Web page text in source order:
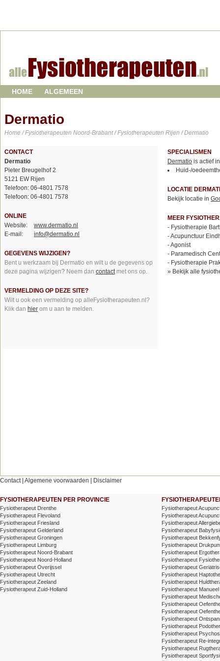
HOME ALGEMEEN
Dermatio
Home /Fysiotherapeuten Noord-Brabant/Fysiotherapeuten Rijen / Dermatio
CONTACT
Dermatio
Pieter Breugelhof 2
5121 EW Rijen
Telefoon: 06-4801 7578
Telefoon: 06-4801 7578
ONLINE
Website:
www.dermatio.nl
E-mail:
info@dermatio.nl
GEGEVENS WIJZIGEN?
Bent u werkzaam bij Dermatio en wilt u de gegevens op
deze pagina wijzigen? Neem dan contactmet ons op.
VERMELDING OP DEZE SITE?
Wilt u ook een vermelding op alleFysiotherapeuten.nl?
Klik dan hier om u aan te melden.
SPECIALISMEN
Dermatio is actief
Huid-/
LOCATIE
Bekijk locatie in
MEER
- Fysiotherapie
-Acupunctuur
-Agonist
- Paramedisch
- Fysiotherapie
» Bekijk alle
Contact| Algemene voorwaarden Disclaimer
FYSIOTHERAPEUTEN PER PROVINCIE
Fysiotherapeut Drenthe
Fysiotherapeut Flevoland
Fysiotherapeut Friesland
Fysiotherapeut Gelderland
Fysiotherapeut Groningen
Fysiotherapeut Limburg
Fysiotherapeut Noord-Brabant
Fysiotherapeut Noord-Holland
Fysiotherapeut Overijssel
Fysiotherapeut Utrecht
Fysiotherapeut Zeeland
Fysiotherapeut Zuid-Holland
Fysiotherapeut
Fysiotherapeut
Fysiotherapeut
Fysiotherapeut
Fysiotherapeut
Fysiotherapeut
Fysiotherapeut
Fysiotherapeut
Fysiotherapeut
Fysiotherapeut
Fysiotherapeut
Fysiotherapeut
Fysiotherapeut
Fysiotherapeut
Fysiotherapeut
Fysiotherapeut
Fysiotherapeut
Fysiotherapeut
Fysiotherapeut Re-
Fysiotherapeut
Fysiotherapeut